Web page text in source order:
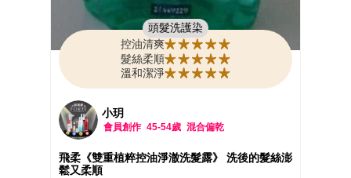
頭髮洗護染
控油清爽
髮絲柔順
溫和潔淨
小玥
會員創作 45-54歲 混合偏乾
飛柔《雙重植粹控油淨澈洗髮露》 洗後的髮絲澎
鬆又柔順